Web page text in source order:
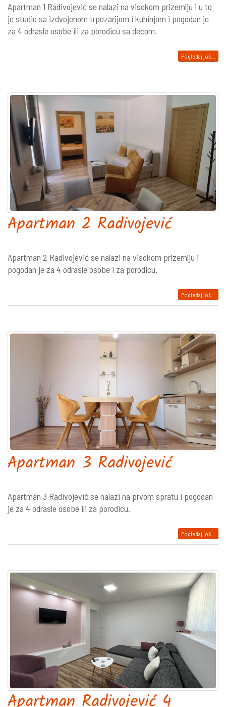
Apartman 1 Radivojević se nalazi na visokom prizemlju i u to
je studio sa izdvojenom trpezarijom i kuhinjom i pogodan je
za 4 odrasle osobe ili za porodicu sa decom.
Pogledaj još...
Apartman 2 Radivojević
Apartman 2 Radivojević se nalazi na visokom prizemlju i
pogodan je za 4 odrasle osobe i za porodicu.
Pogledaj još...
Apartman 3 Radivojević
Apartman 3 Radivojević se nalazi na prvom spratu i pogodan
je za 4 odrasle osobe ili za porodicu.
Pogledaj još...